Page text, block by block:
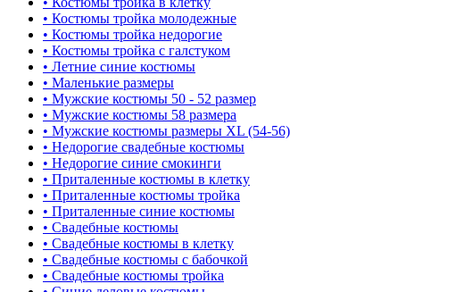
• Костюмы тройка молодежные
• Костюмы тройка недорогие
• Костюмы тройка с галстуком
• Летние синие костюмы
• Маленькие размеры
• Мужские костюмы 50 - 52 размер
• Мужские костюмы 58 размера
• Мужские костюмы размеры XL (54-56)
• Недорогие свадебные костюмы
• Недорогие синие смокинги
• Приталенные костюмы в клетку
• Приталенные костюмы тройка
• Приталенные синие костюмы
• Свадебные костюмы
• Свадебные костюмы в клетку
• Свадебные костюмы с бабочкой
• Свадебные костюмы тройка